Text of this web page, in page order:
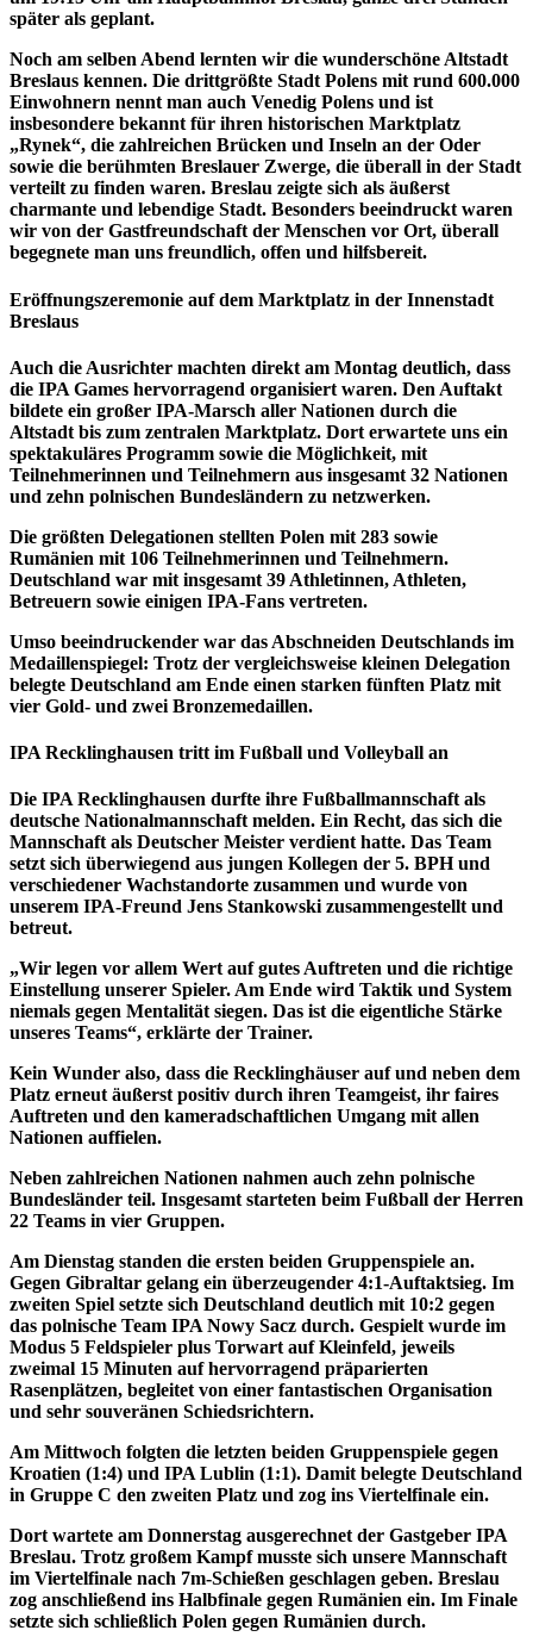
später als geplant.
Noch am selben Abend lernten wir die wunderschöne Altstadt
Breslaus kennen. Die drittgrößte Stadt Polens mit rund 600.000
Einwohnern nennt man auch Venedig Polens und ist
insbesondere bekannt für ihren historischen Marktplatz
„Rynek“, die zahlreichen Brücken und Inseln an der Oder
sowie die berühmten Breslauer Zwerge, die überall in der Stadt
verteilt zu finden waren. Breslau zeigte sich als äußerst
charmante und lebendige Stadt. Besonders beeindruckt waren
wir von der Gastfreundschaft der Menschen vor Ort, überall
begegnete man uns freundlich, offen und hilfsbereit.
Eröffnungszeremonie auf dem Marktplatz in der Innenstadt
Breslaus
Auch die Ausrichter machten direkt am Montag deutlich, dass
die IPA Games hervorragend organisiert waren. Den Auftakt
bildete ein großer IPA-Marsch aller Nationen durch die
Altstadt bis zum zentralen Marktplatz. Dort erwartete uns ein
spektakuläres Programm sowie die Möglichkeit, mit
Teilnehmerinnen und Teilnehmern aus insgesamt 32 Nationen
und zehn polnischen Bundesländern zu netzwerken.
Die größten Delegationen stellten Polen mit 283 sowie
Rumänien mit 106 Teilnehmerinnen und Teilnehmern.
Deutschland war mit insgesamt 39 Athletinnen, Athleten,
Betreuern sowie einigen IPA-Fans vertreten.
Umso beeindruckender war das Abschneiden Deutschlands im
Medaillenspiegel: Trotz der vergleichsweise kleinen Delegation
belegte Deutschland am Ende einen starken fünften Platz mit
vier Gold- und zwei Bronzemedaillen.
IPA Recklinghausen tritt im Fußball und Volleyball an
Die IPA Recklinghausen durfte ihre Fußballmannschaft als
deutsche Nationalmannschaft melden. Ein Recht, das sich die
Mannschaft als Deutscher Meister verdient hatte. Das Team
setzt sich überwiegend aus jungen Kollegen der 5. BPH und
verschiedener Wachstandorte zusammen und wurde von
unserem IPA-Freund Jens Stankowski zusammengestellt und
betreut.
„Wir legen vor allem Wert auf gutes Auftreten und die richtige
Einstellung unserer Spieler. Am Ende wird Taktik und System
niemals gegen Mentalität siegen. Das ist die eigentliche Stärke
unseres Teams“, erklärte der Trainer.
Kein Wunder also, dass die Recklinghäuser auf und neben dem
Platz erneut äußerst positiv durch ihren Teamgeist, ihr faires
Auftreten und den kameradschaftlichen Umgang mit allen
Nationen auffielen.
Neben zahlreichen Nationen nahmen auch zehn polnische
Bundesländer teil. Insgesamt starteten beim Fußball der Herren
22 Teams in vier Gruppen.
Am Dienstag standen die ersten beiden Gruppenspiele an.
Gegen Gibraltar gelang ein überzeugender 4:1-Auftaktsieg. Im
zweiten Spiel setzte sich Deutschland deutlich mit 10:2 gegen
das polnische Team IPA Nowy Sacz durch. Gespielt wurde im
Modus 5 Feldspieler plus Torwart auf Kleinfeld, jeweils
zweimal 15 Minuten auf hervorragend präparierten
Rasenplätzen, begleitet von einer fantastischen Organisation
und sehr souveränen Schiedsrichtern.
Am Mittwoch folgten die letzten beiden Gruppenspiele gegen
Kroatien (1:4) und IPA Lublin (1:1). Damit belegte Deutschland
in Gruppe C den zweiten Platz und zog ins Viertelfinale ein.
Dort wartete am Donnerstag ausgerechnet der Gastgeber IPA
Breslau. Trotz großem Kampf musste sich unsere Mannschaft
im Viertelfinale nach 7m-Schießen geschlagen geben. Breslau
zog anschließend ins Halbfinale gegen Rumänien ein. Im Finale
setzte sich schließlich Polen gegen Rumänien durch.